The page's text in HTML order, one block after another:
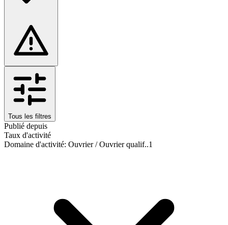
Tous les filtres
Publié depuis
Taux d'activité
Domaine d'activité: Ouvrier / Ouvrier qualif..1